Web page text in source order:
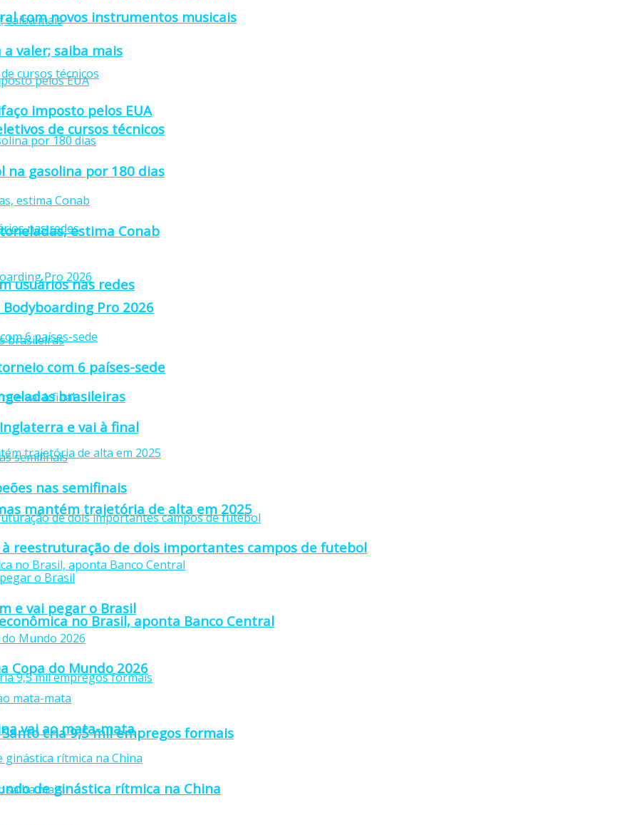
com novos instrumentos musicais
de cursos técnicos
usuários nas redes
brasileiras
mantém trajetória de alta em 2025
no Brasil, aponta Banco Central
cria 9,5 mil empregos formais
a valer; saiba mais
imposto pelos EUA
na gasolina por 180 dias
estima Conab
Pro 2026
com 6 países-sede
e vai à final
nas semifinais
reestruturação de dois importantes campos de futebol
e vai pegar o Brasil
Copa do Mundo 2026
vai ao mata-mata
de ginástica rítmica na China